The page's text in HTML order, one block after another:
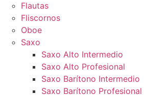
Flautas
Fliscornos
Oboe
Saxo
Saxo Alto Intermedio
Saxo Alto Profesional
Saxo Barítono Intermedio
Saxo Barítono Profesional